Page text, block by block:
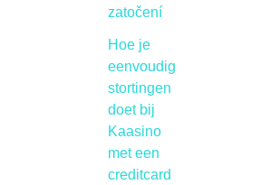
zatočení
Hoe je
eenvoudig
stortingen
doet bij
Kaasino
met een
creditcard